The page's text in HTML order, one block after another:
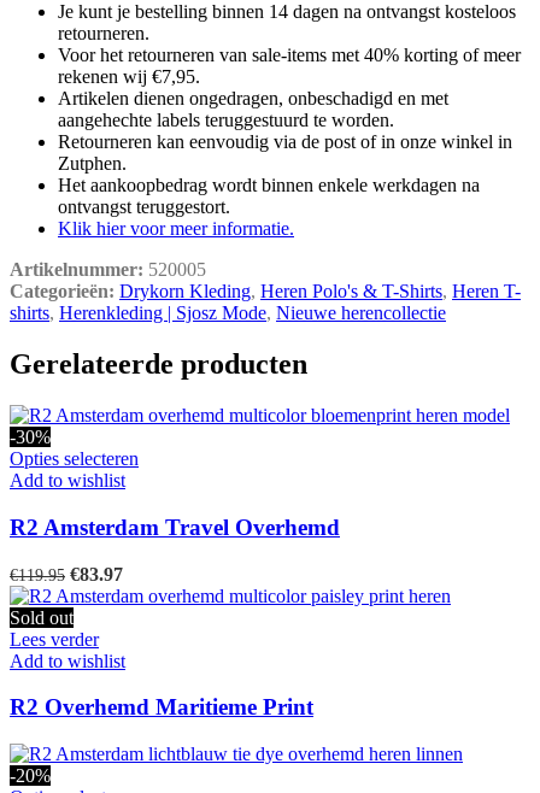
Je kunt je bestelling binnen 14 dagen na ontvangst kosteloos
retourneren.
Voor het retourneren van sale-items met 40% korting of meer
rekenen wij €7,95.
Artikelen dienen ongedragen, onbeschadigd en met
aangehechte labels teruggestuurd te worden.
Retourneren kan eenvoudig via de post of in onze winkel in
Zutphen.
Het aankoopbedrag wordt binnen enkele werkdagen na
ontvangst teruggestort.
Klik hier voor meer informatie.
Artikelnummer: 520005
Categorieën: Drykorn Kleding, Heren Polo's & T-Shirts, Heren T-
shirts, Herenkleding | Sjosz Mode, Nieuwe herencollectie
Gerelateerde producten
-30%
Opties selecteren
meerdere
variaties.
kan
de
productpagina
Add to wishlist
R2 Amsterdam Travel Overhemd
€119.95 Oorspronkelijke
prijs
was:
€119.95.
€83.97Huidige
prijs
Sold out
Lees verder
Add to wishlist
R2 Overhemd Maritieme Print
-20%